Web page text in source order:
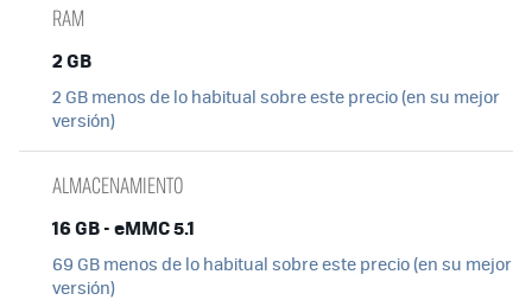
RAM
2 GB
2 GB menos de lo habitual sobre este precio (en su mejor
versión)
ALMACENAMIENTO
16 GB - eMMC 5.1
69 GB menos de lo habitual sobre este precio (en su mejor
versión)